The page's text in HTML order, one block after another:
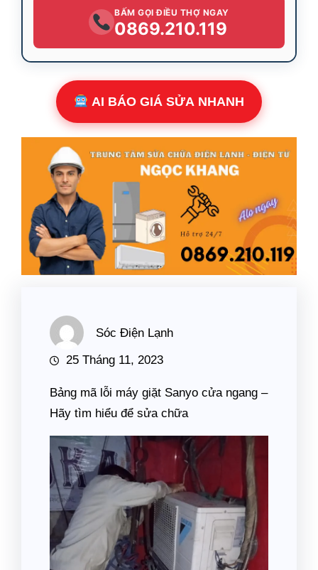
BẤM GỌI ĐIỀU THỢ NGAY
0869.210.119
AI BÁO GIÁ SỬA NHANH
Sóc Điện Lạnh
25 Tháng 11, 2023
Bảng mã lỗi máy giặt Sanyo cửa ngang –
Hãy tìm hiểu để sửa chữa